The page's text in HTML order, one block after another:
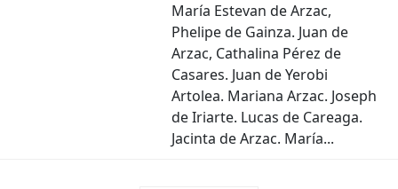
María Estevan de Arzac,
Phelipe de Gainza. Juan de
Arzac, Cathalina Pérez de
Casares. Juan de Yerobi
Artolea. Mariana Arzac. Joseph
de Iriarte. Lucas de Careaga.
Jacinta de Arzac. María...